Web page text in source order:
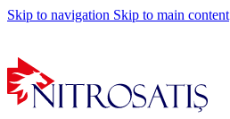
Skip to navigation Skip to main content